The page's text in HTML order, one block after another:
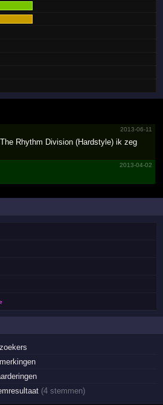
2013-06-11
Rhythm Division (Hardstyle) ik zeg
2013-04-02
(4 stemmen)